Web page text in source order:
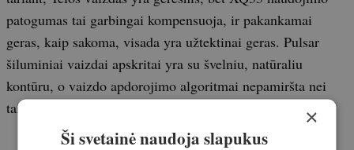
patogumas tai garbingai kompensuoja, ir pakankamai
geras, kaip sakoma, visada yra užtektinai geras. Pulsar
šiluminiai vaizdai apskritai yra su švelniu, natūraliu
kontūru, o vaizdo apdorojimo algoritmai nepamiršta nei
taikinio kontūrų, nei fono detalių.
×
Ši svetainė naudoja slapukus